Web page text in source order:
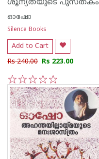
ശൂന്യതയുടെ പുസ്തകം
ഓഷോ
Silence Books
Add to Cart
Rs 240.00 Rs 223.00
5
4
3
2
1